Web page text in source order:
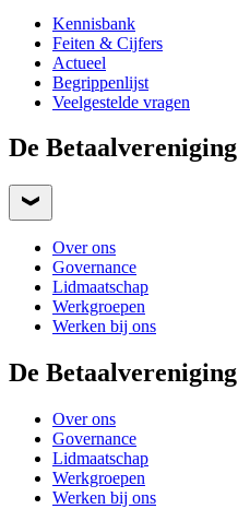
Kennisbank
Feiten & Cijfers
Actueel
Begrippenlijst
Veelgestelde vragen
De Betaalvereniging
Over ons
Governance
Lidmaatschap
Werkgroepen
Werken bij ons
De Betaalvereniging
Over ons
Governance
Lidmaatschap
Werkgroepen
Werken bij ons